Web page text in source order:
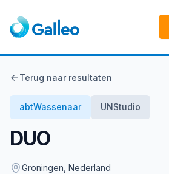
Terug naar resultaten
abtWassenaar UNStudio
DUO
Location
Groningen, Nederland